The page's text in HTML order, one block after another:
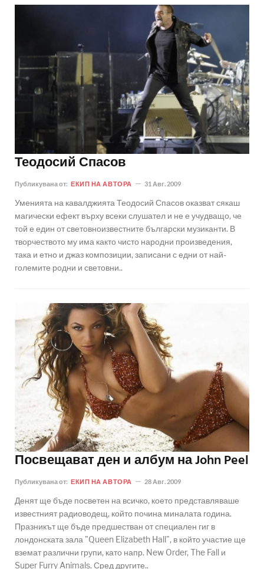
Теодосий Спасов
Публикувана от: ЕКИП НА АВТОРА 31 Авг. 2009
Уменията на кавалджията Теодосий Спасов оказват сякаш
магически ефект върху всеки слушател и не е учудващо, че
той е един от световноизвестните български музиканти. В
творчеството му има както чисто народни произведения,
така и етно и джаз композиции, записани с едни от най-
големите родни и световни..
Посвещават ден и албум на John Peel
Публикувана от: ЕКИП НА АВТОРА 28 Авг. 2009
Денят ще бъде посветен на всичко, което представляваше
известният радиоводещ, който почина миналата година.
Празникът ще бъде предшестван от специален гиг в
лондонската зала "Queen Elizabeth Hall", в който участие ще
вземат различни групи, като напр. New Order, The Fall и
Super Furry Animals. Сред другите..